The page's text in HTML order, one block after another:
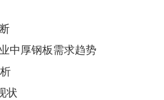
中厚钢板需求趋势
状